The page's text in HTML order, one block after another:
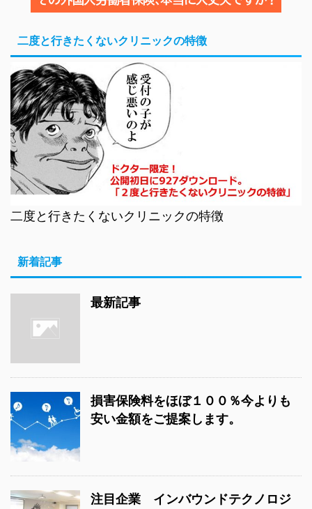
二度と行きたくないクリニックの特徴
二度と行きたくないクリニックの特徴
新着記事
最新記事
損害保険料をほぼ１００％今よりも
安い金額をご提案します。
注目企業 インバウンドテクノロジ